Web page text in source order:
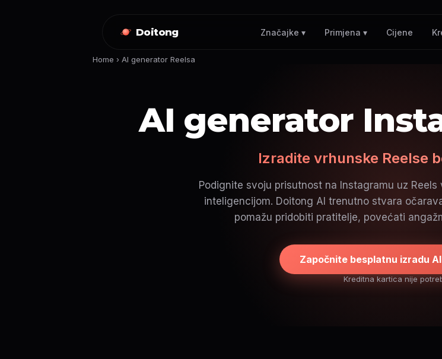
Doitong Značajke ▾ Primjena ▾ Cijene
Home › AI generator Reelsa
AI generator
Izradite vrhunske Reelse
Podignite svoju prisutnost na Instagramu uz
inteligencijom. Doitong AI trenutno stvara
pomažu pridobiti pratitelje, povećati
Započnite besplatnu izradu
Kreditna kartica nije